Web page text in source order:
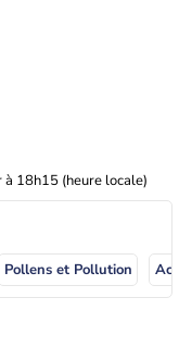
à 18h15 (heure locale)
Pollens et Pollution